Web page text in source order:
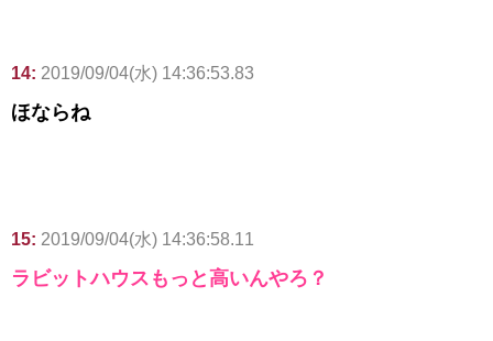
14: 2019/09/04(水) 14:36:53.83
ほならね
15: 2019/09/04(水) 14:36:58.11
ラビットハウスもっと高いんやろ？